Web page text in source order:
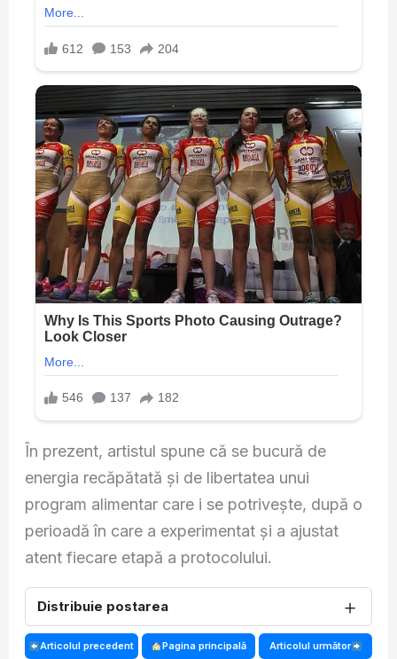
În prezent, artistul spune că se bucură de
energia recăpătată și de libertatea unui
program alimentar care i se potrivește, după o
perioadă în care a experimentat și a ajustat
atent fiecare etapă a protocolului.
Distribuie postarea ＋
Articolul precedent Pagina principală Articolul următor